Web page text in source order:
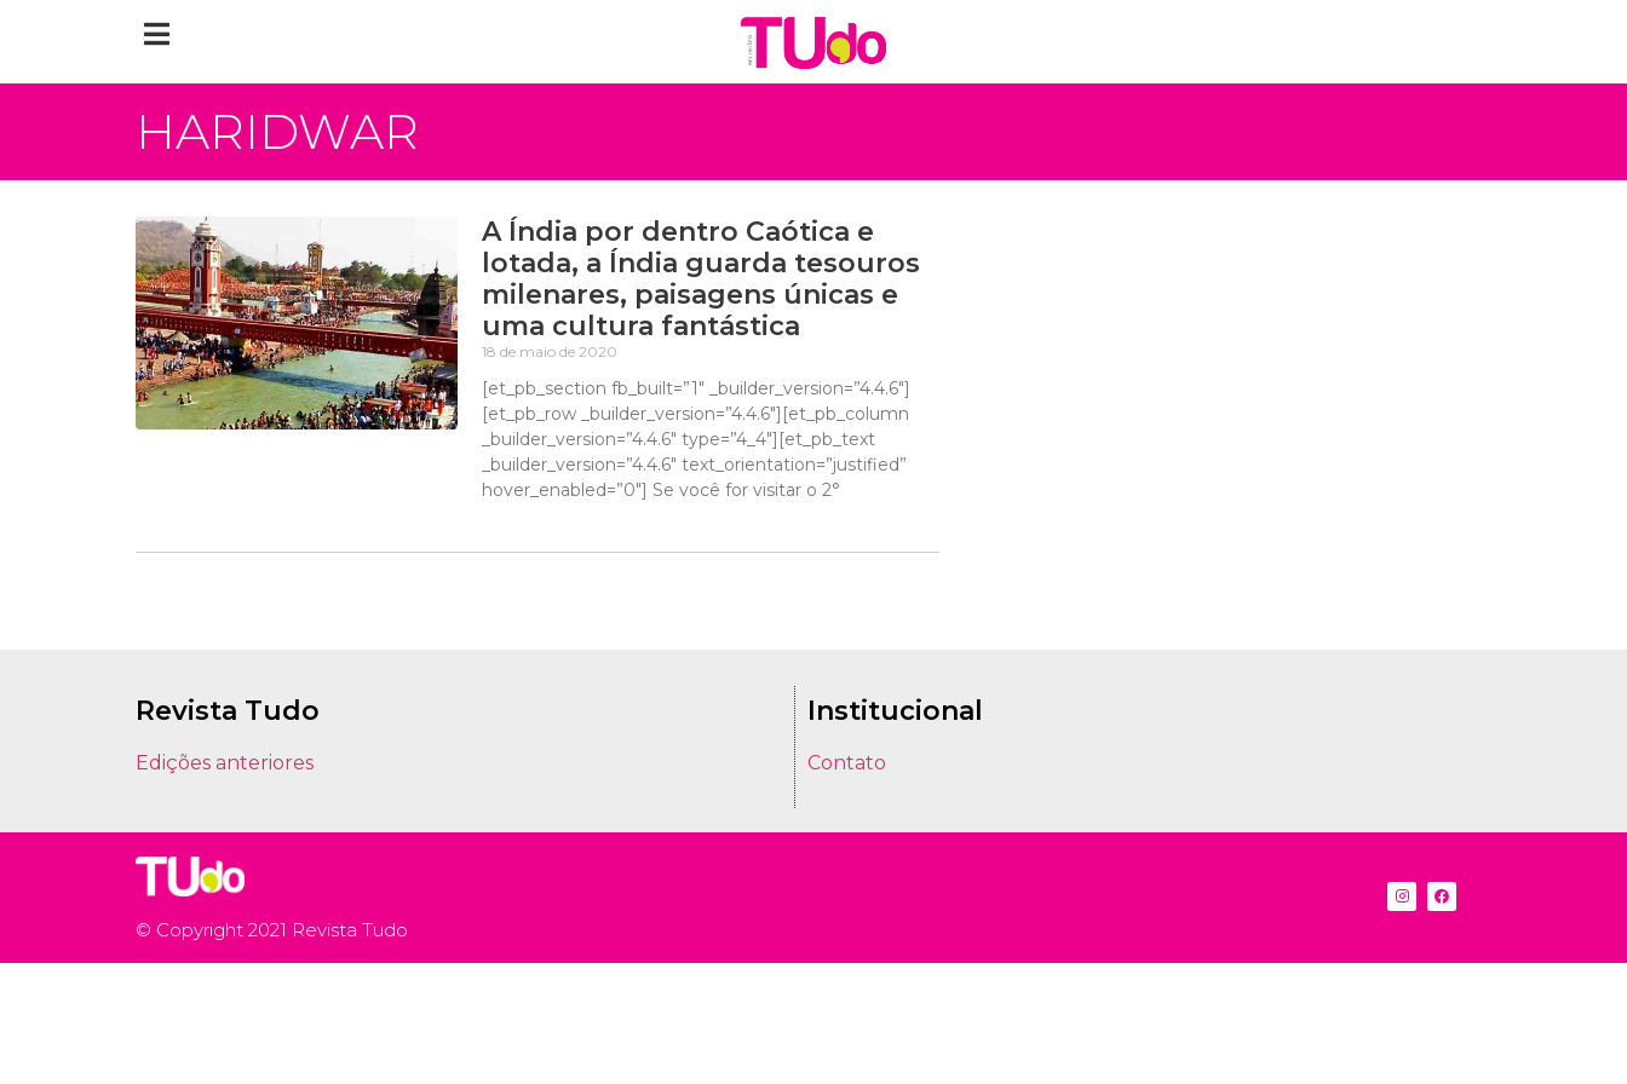
HARIDWAR
A Índia por dentro Caótica e
lotada, a Índia guarda tesouros
milenares, paisagens únicas e
uma cultura fantástica
18 de maio de 2020
[et_pb_section fb_built=”1″ _builder_version=”4.4.6″]
[et_pb_row _builder_version=”4.4.6″][et_pb_column
_builder_version=”4.4.6″ type=”4_4″][et_pb_text
_builder_version=”4.4.6″ text_orientation=”justified”
hover_enabled=”0″] Se você for visitar o 2°
Revista Tudo
Edições anteriores
Institucional
Contato
© Copyright 2021 Revista Tudo